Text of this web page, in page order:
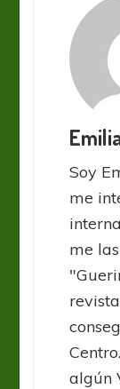
Soy
me
me
algún